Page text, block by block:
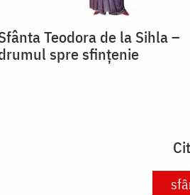
Teodora de la Sihla –
spre sfințenie